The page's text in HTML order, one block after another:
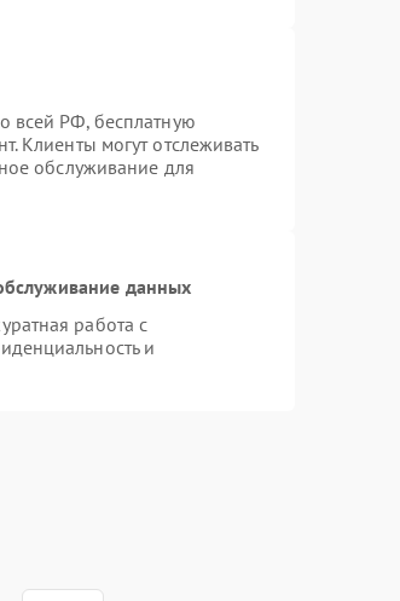
всей РФ, бесплатную
Клиенты могут отслеживать
обслуживание для
данных
работа с
и